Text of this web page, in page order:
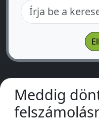
Meddig